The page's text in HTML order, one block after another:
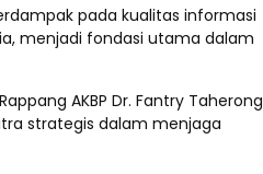
pada kualitas informasi
menjadi fondasi utama dalam
AKBP Dr. Fantry Taherong
strategis dalam menjaga